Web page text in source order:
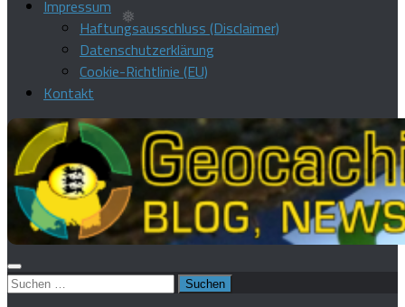
Impressum
Haftungsausschluss (Disclaimer)
Datenschutzerklärung
Cookie-Richtlinie (EU)
Kontakt
Suchen